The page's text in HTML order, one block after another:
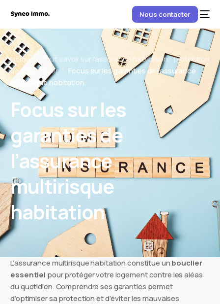
Nous contacter
Home
Tout savoir sur l'assurance habitation : protection
de votre foyer
Focus sur les garanties de l’assurance
multirisque habitation
Focus sur les
garanties de
l’assurance
multirisque
habitation
L’assurance multirisque habitation constitue unbouclier
essentiel pour protéger votre logement contre les aléas
du quotidien. Comprendre ses garanties permet
d’optimiser sa protection et d’éviter les mauvaises